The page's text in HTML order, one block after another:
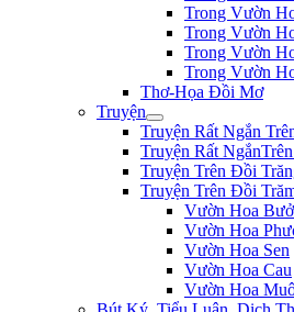
Trong Vườn
Trong Vườn
Trong Vườn
Trong Vườn
Thơ-Họa Đồi Mơ
Truyện
Truyện Rất Ngắn
Truyện Rất
Truyện Trên Đồi
Truyện Trên Đồi
Vườn Hoa
Vườn Hoa
Vườn Hoa Sen
Vườn Hoa Cau
Vườn Hoa